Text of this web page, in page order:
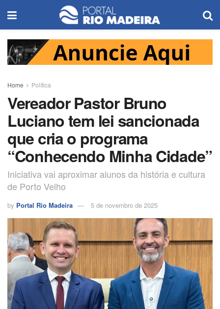
Home Política
Vereador Pastor Bruno
Luciano tem lei sancionada
que cria o programa
“Conhecendo Minha Cidade”
Iniciativa vai aproximar alunos da história e cultura
de Porto Velho
by Portal Rio Madeira 5 de novembro de 2025